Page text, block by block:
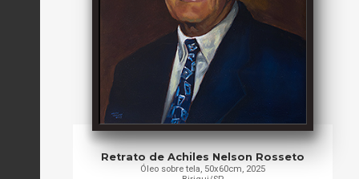
Retrato de Achiles Nelson Rosseto
Óleo sobre tela, 50x60cm, 2025